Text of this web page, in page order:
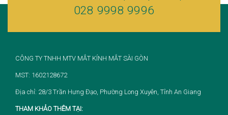
028 9998 9996
CÔNG TY TNHH MTV MẮT KÍNH MẮT SÀI GÒN
MST: 1602128672
Địa chỉ: 28/3 Trần Hưng Đạo, Phường Long Xuyên, Tỉnh An Giang
THAM KHẢO THÊM TẠI: